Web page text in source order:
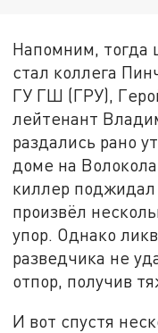
Напомним, тогда
стал коллега
ГУ ГШ (ГРУ),
лейтенант
раздались рано
доме на
киллер поджидал
произвёл
упор. Однако
разведчика не
отпор, получив
И вот спустя